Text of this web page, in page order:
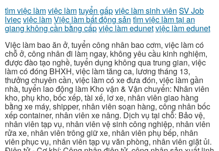
tìm việc làmviệc làmtuyển gấpviệc làm sinh viên SV Job
lviecviệc làmViệc làm bất động sản tìm việc làm tại an
giang không cần bằng cấpviệc làm edunetviệc làm edunet
Việc làm bao ăn ở, tuyển công nhân bao cơm, việc làm có
chỗ ở, công nhân đi làm ngay, không yêu cầu kinh nghiệm,
được đào tạo nghề, tuyển dụng không qua trung gian, việc
làm có đóng BHXH, việc làm tăng ca, lương tháng 13,
thưởng chuyên cần, việc làm có xe đưa đón, việc làm gần
nhà, tuyển lao động làm Kho vận & Vận chuyển: Nhân viên
kho, phụ kho, bốc xếp, tài xế, lơ xe, nhân viên giao hàng
bằng xe máy, shipper, nhân viên soạn hàng, công nhân bốc
xếp container, nhân viên xe nâng. Dịch vụ tại chỗ: Bảo vệ,
nhân viên tạp vụ, nhân viên vệ sinh công nghiệp, nhân viên
rửa xe, nhân viên trông giữ xe, nhân viên phụ bếp, nhân
viên phục vụ, nhân viên tạp vụ văn phòng, nhân viên giặt ủi.